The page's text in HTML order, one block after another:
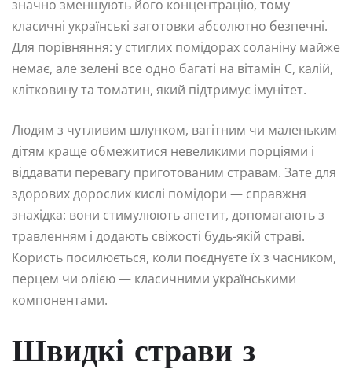
значно зменшують його концентрацію, тому
класичні українські заготовки абсолютно безпечні.
Для порівняння: у стиглих помідорах соланіну майже
немає, але зелені все одно багаті на вітамін C, калій,
клітковину та томатин, який підтримує імунітет.
Людям з чутливим шлунком, вагітним чи маленьким
дітям краще обмежитися невеликими порціями і
віддавати перевагу приготованим стравам. Зате для
здорових дорослих кислі помідори — справжня
знахідка: вони стимулюють апетит, допомагають з
травленням і додають свіжості будь-якій страві.
Користь посилюється, коли поєднуєте їх з часником,
перцем чи олією — класичними українськими
компонентами.
Швидкі страви з